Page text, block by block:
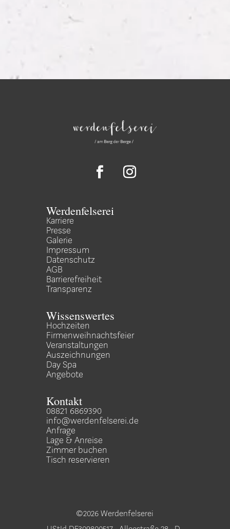
Transparenz
Barrierefreiheit
AGB
Datenschutz
Impressum
Galerie
Presse
Karriere
Werdenfelserei
Angebote
Day Spa
Auszeichnungen
Veranstaltungen
Firmenweihnachtsfeier
Hochzeiten
Wissenswertes
Tisch reservieren
Zimmer buchen
Lage & Anreise
Anfrage
info@werdenfelserei.de
08821 6869390
Kontakt
©2026 Werdenfelserei